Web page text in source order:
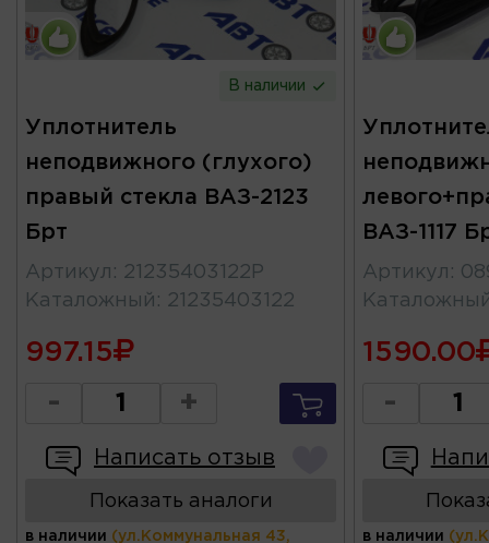
В наличии
Уплотнитель
неподвижного (глухого)
правый стекла ВАЗ-2123
Брт
Артикул : 21235403122Р
Каталожный : 21235403122
997.15
- +
Написать отзыв
Показать аналоги
в наличии (ул.Коммунальная 43,
ВАЗ-1117
Артикул :
1590.00
-
в наличии